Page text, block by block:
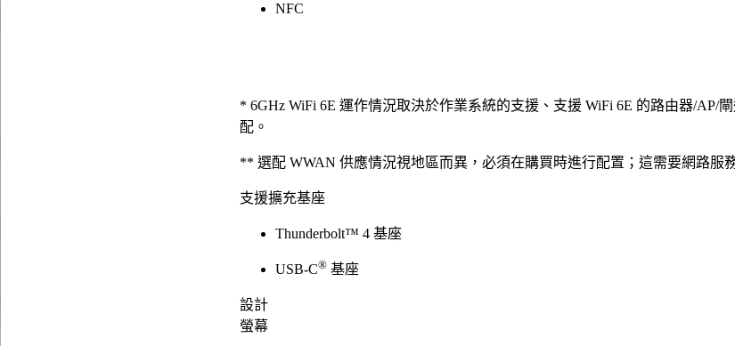
NFC
* 6GHz WiFi 6E 運作情況取決於作業系統的支援、支援 WiFi 6E 的路由器/AP/
配。
** 選配 WWAN 供應情況視地區而異，必須在購買時進行配置；這需要網路服
支援擴充基座
Thunderbolt™ 4 基座
USB-C® 基座
設計
螢幕